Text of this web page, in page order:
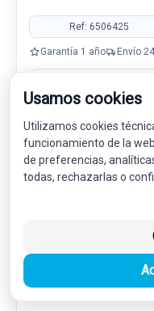
Ref: 6506425
Garantía 1 año Envío
-5% USADO
Usamos cookies
Utilizamos cookies
funcionamiento de la
de preferencias,
todas, rechazarlas o